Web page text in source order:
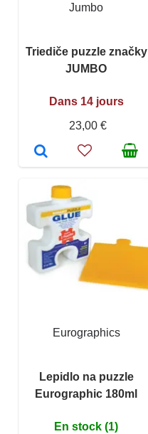
Jumbo
Triediče puzzle značky
JUMBO
Dans 14 jours
23,00 €
Eurographics
Lepidlo na puzzle
Eurographic 180ml
En stock (1)